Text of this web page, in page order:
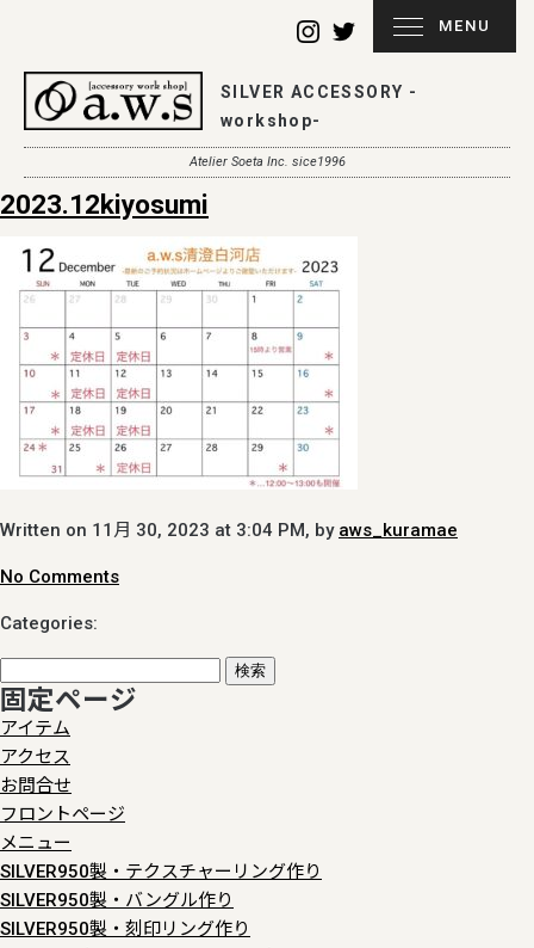
SILVER ACCESSORY -
workshop-
Atelier Soeta Inc. sice1996
MENU
2023.12kiyosumi
Written on 11月 30, 2023 at 3:04 PM, by aws_kuramae
No Comments
Categories:
索:
固定ページ
アイテム
アクセス
お問合せ
フロントページ
メニュー
SILVER950製・テクスチャーリング作り
SILVER950製・バングル作り
SILVER950製・刻印リング作り